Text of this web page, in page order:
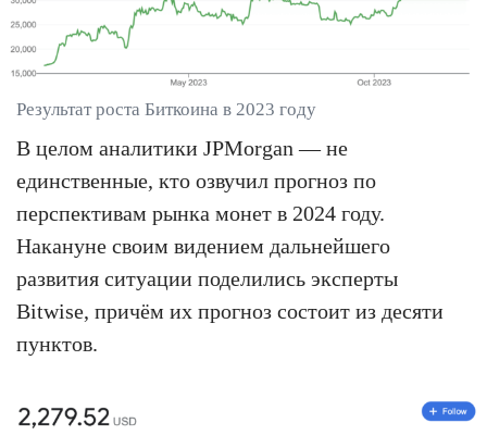
Результат роста Биткоина в 2023 году
В целом аналитики JPMorgan — не
единственные, кто озвучил прогноз по
перспективам рынка монет в 2024 году.
Накануне своим видением дальнейшего
развития ситуации поделились эксперты
Bitwise, причём их прогноз состоит из десяти
пунктов.